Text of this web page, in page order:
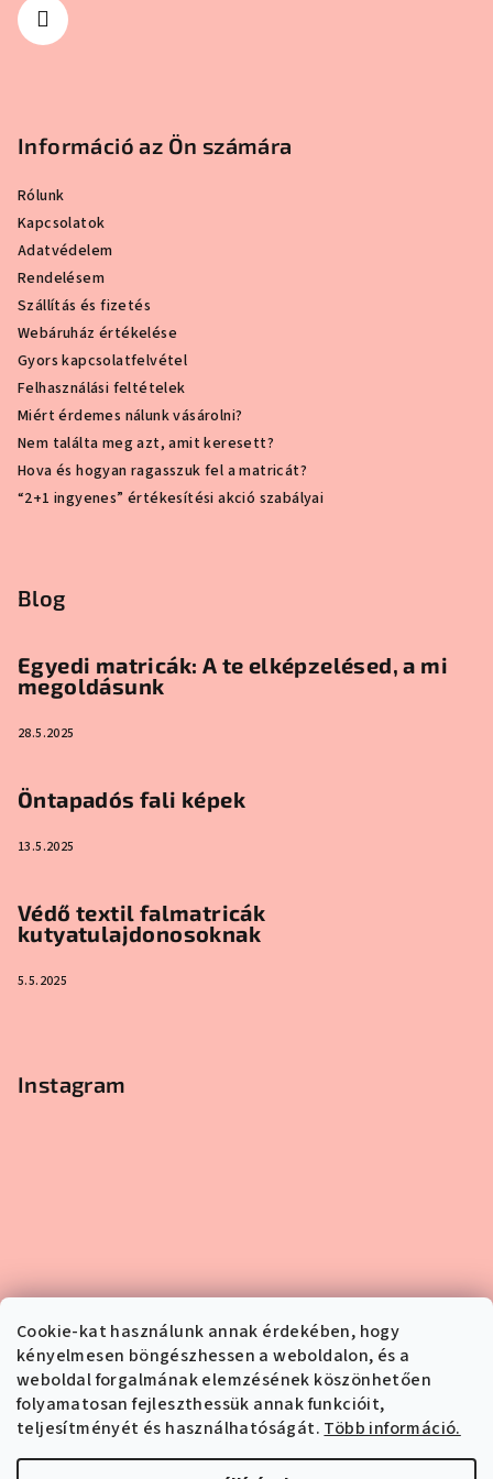
Cookie-kat használunk annak érdekében, hogy
kényelmesen böngészhessen a weboldalon, és a
weboldal forgalmának elemzésének köszönhetően
folyamatosan fejleszthessük annak funkcióit,
teljesítményét és használhatóságát. Több információ.
Információ az Ön számára
Rólunk
Kapcsolatok
Adatvédelem
Rendelésem
Szállítás és fizetés
Webáruház értékelése
Gyors kapcsolatfelvétel
Felhasználási feltételek
Miért érdemes nálunk vásárolni?
Nem találta meg azt, amit keresett?
Hova és hogyan ragasszuk fel a matricát?
“2+1 ingyenes” értékesítési akció szabályai
Blog
Egyedi matricák: A te elképzelésed, a mi
megoldásunk
28.5.2025
Öntapadós fali képek
13.5.2025
Védő textil falmatricák
kutyatulajdonosoknak
5.5.2025
Instagram